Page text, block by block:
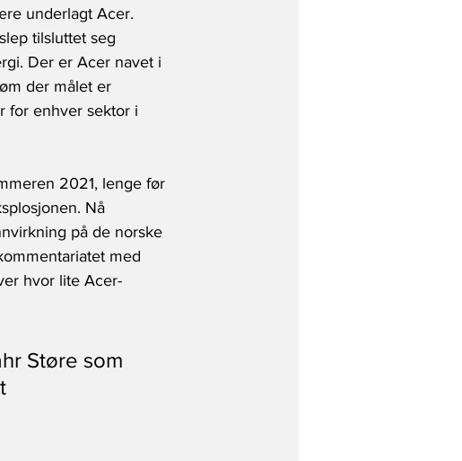
underlagt Acer.
tilsluttet seg
Der er Acer navet i
der målet er
for enhver sektor i
2021, lenge før
Nå
på de norske
med
hvor lite Acer-
Støre som